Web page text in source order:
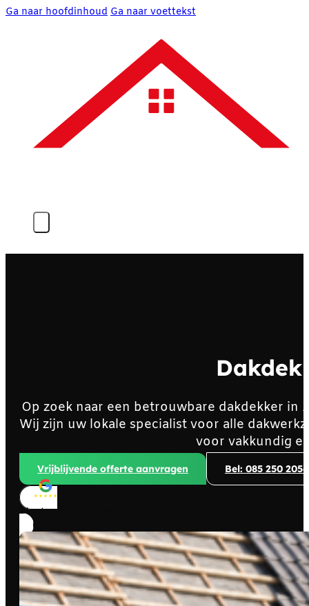
Ga naar hoofdinhoud Ga naar voettekst
Op zoek naar een betrouwbare dakdekker in
Wij zijn uw lokale specialist voor alle
voor vakkundig
Vrijblijvende offerte aanvragen Bel: 085 250 2056
Klanten beoordelen ons met